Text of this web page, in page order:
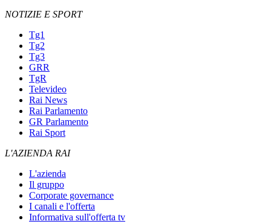
NOTIZIE E SPORT
Tg1
Tg2
Tg3
GRR
TgR
Televideo
Rai News
Rai Parlamento
GR Parlamento
Rai Sport
L'AZIENDA RAI
L'azienda
Il gruppo
Corporate governance
I canali e l'offerta
Informativa sull'offerta tv